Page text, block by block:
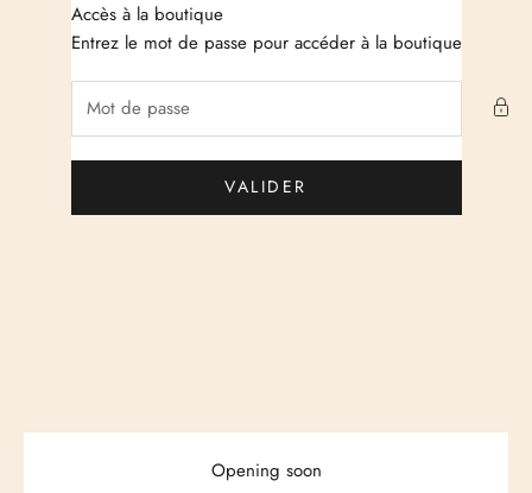
Passer au contenu Just Cashmere
Accès à la boutique
Entrez le mot de passe pour accéder à la boutique
VALIDER
Opening soon